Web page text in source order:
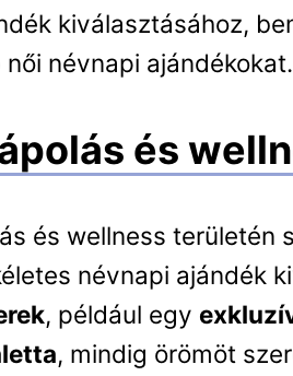
kiválasztásához,
névnapi ajándékokat.
és
és wellness területén
névnapi ajándék
, például egy
, mindig örömöt